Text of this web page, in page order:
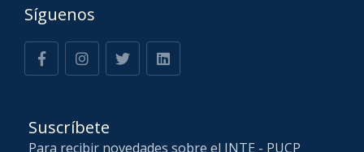
Síguenos
Suscríbete
Para recibir novedades sobre el INTE - PUCP